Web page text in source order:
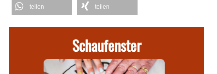
teilen teilen
Schaufenster